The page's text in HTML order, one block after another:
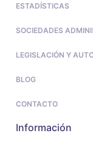
ESTADÍSTICAS
SOCIEDADES
LEGISLACIÓN Y
BLOG
CONTACTO
Información